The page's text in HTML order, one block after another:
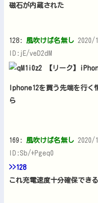
磁石が内蔵された
128: 風吹けば名無し 2020/
ID:jE/veD2dM
Iphone12を買う先端を行
ら
169: 風吹けば名無し 2020/
ID:Sb/+Pgeq0
>>128
これ充電速度十分確保でき